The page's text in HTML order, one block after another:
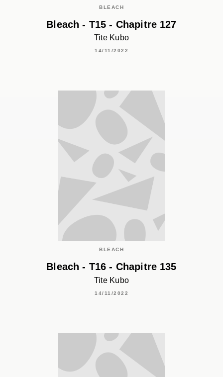
BLEACH
Bleach - T15 - Chapitre 127
Tite Kubo
14/11/2022
BLEACH
Bleach - T16 - Chapitre 135
Tite Kubo
14/11/2022